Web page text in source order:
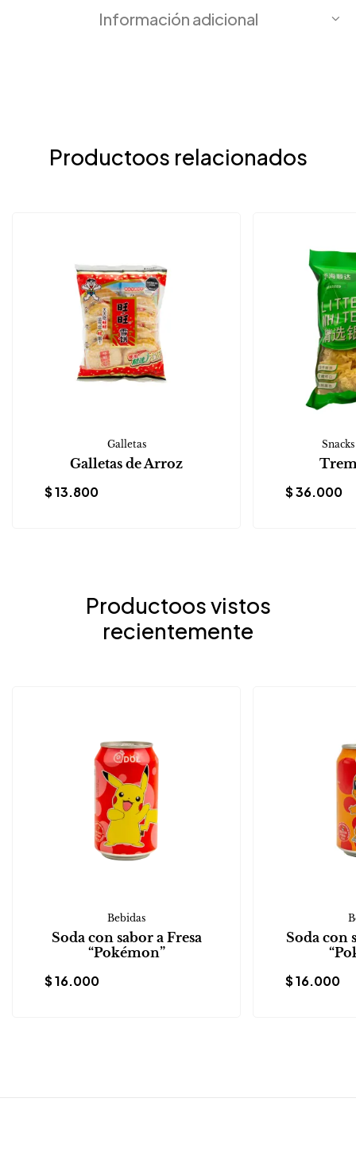
Información adicional
Productoos relacionados
Galletas
Galletas de Arroz
$13.800 $36.000
Productoos vistos
recientemente
Bebidas
Soda con sabor a Fresa
“Pokémon”
$16.000
Soda con
$16.000